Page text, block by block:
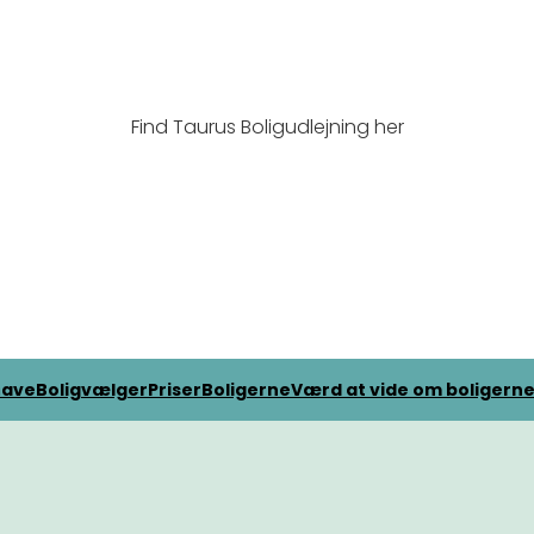
Find Taurus Boligudlejning her
BoligvælgerPriserBoligerneVærd at vide om boligerne